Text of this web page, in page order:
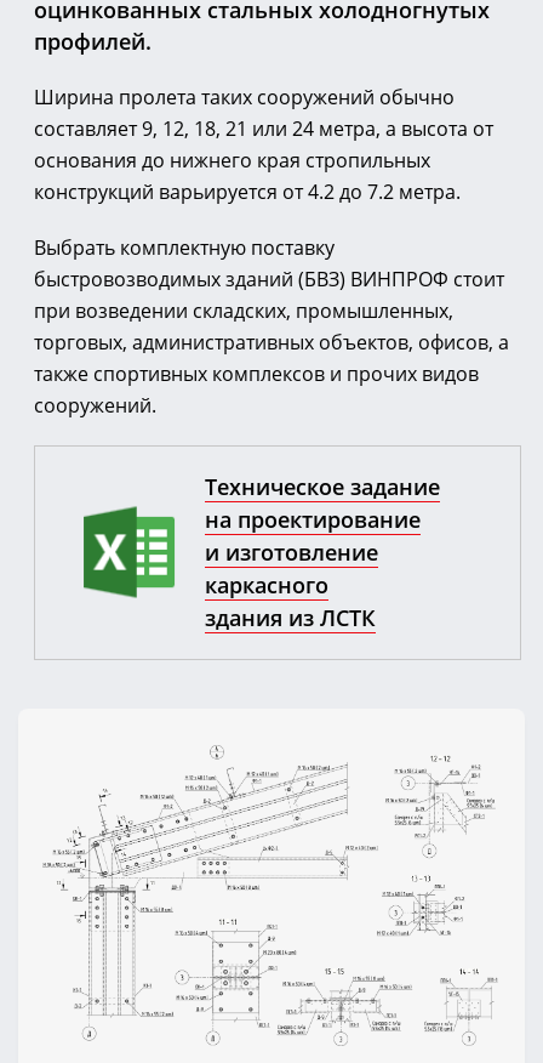
оцинкованных стальных холодногнутых
профилей.
Ширина пролета таких сооружений обычно
составляет 9, 12, 18, 21 или 24 метра, а высота от
основания до нижнего края стропильных
конструкций варьируется от 4.2 до 7.2 метра.
Выбрать комплектную поставку
быстровозводимых зданий (БВЗ) ВИНПРОФ стоит
при возведении складских, промышленных,
торговых, административных объектов, офисов, а
также спортивных комплексов и прочих видов
сооружений.
Техническое задание
на проектирование
и изготовление
каркасного
здания из ЛСТК